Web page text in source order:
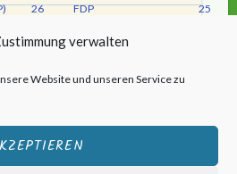
verwalten
Website und unseren Service zu
26 FDP 25
17 Freie Wähler
NPD
Tierschutzallianz